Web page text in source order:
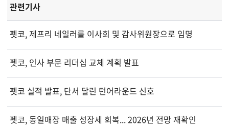
관련기사
펫코, 제프리 네일러를 이사회 및 감사위원장으로 임명
펫코, 인사 부문 리더십 교체 계획 발표
펫코 실적 발표, 단서 달린 턴어라운드 신호
펫코, 동일매장 매출 성장세 회복... 2026년 전망 재확인